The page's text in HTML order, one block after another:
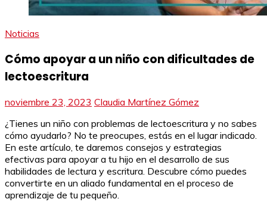
Noticias
Cómo apoyar a un niño con dificultades de
lectoescritura
noviembre 23, 2023 Claudia Martínez Gómez
¿Tienes un niño con problemas de lectoescritura y no sabes
cómo ayudarlo? No te preocupes, estás en el lugar indicado.
En este artículo, te daremos consejos y estrategias
efectivas para apoyar a tu hijo en el desarrollo de sus
habilidades de lectura y escritura. Descubre cómo puedes
convertirte en un aliado fundamental en el proceso de
aprendizaje de tu pequeño.